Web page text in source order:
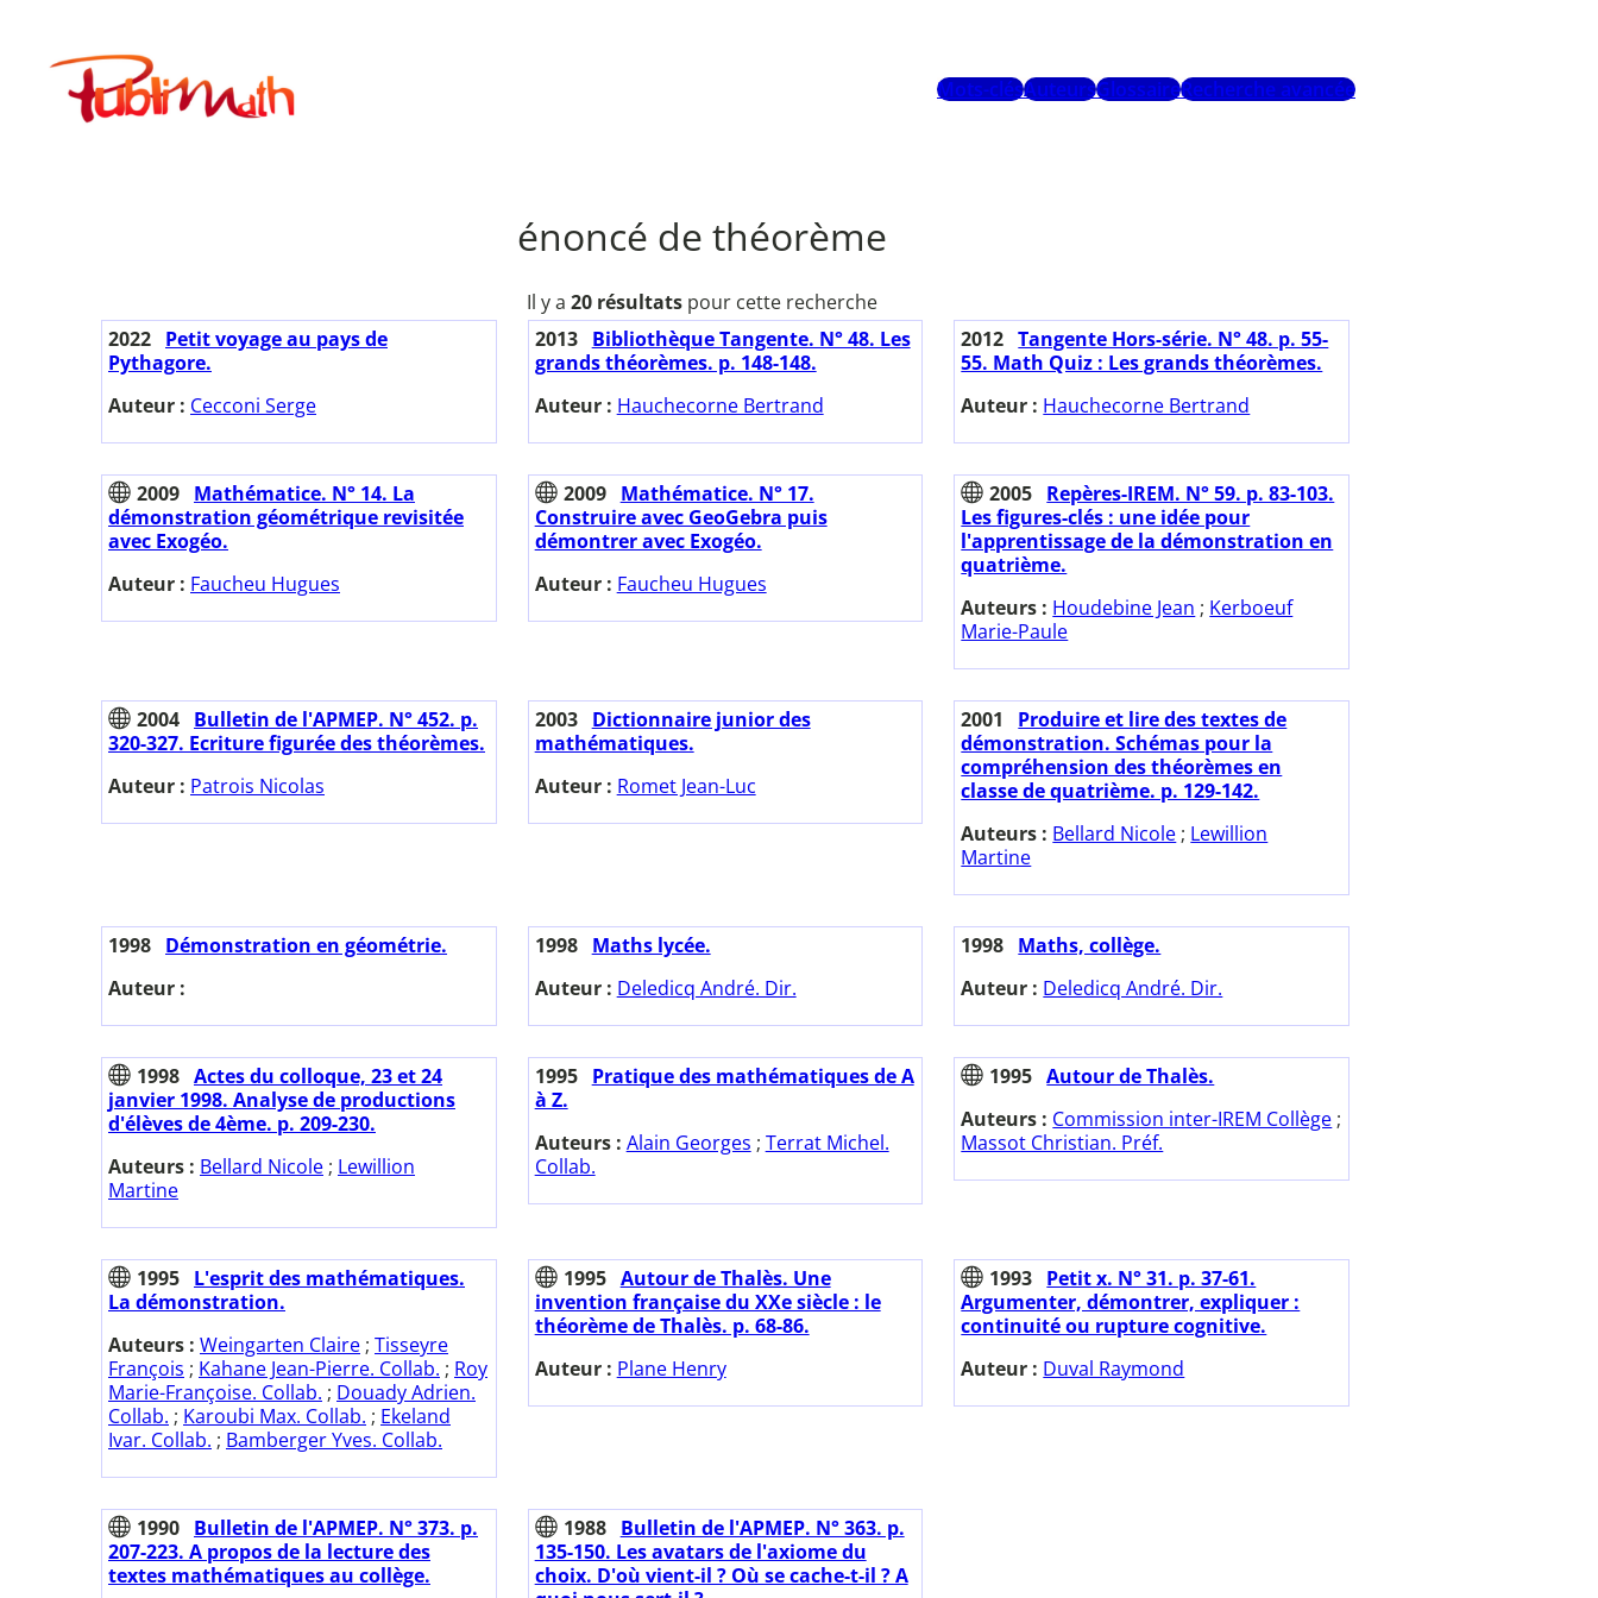
contenuPublimath
Mots-clésAuteursGlossaireRecherche avancée
énoncé de théorème
Il y a 20 résultatspour cette recherche
2022 Petit voyage au pays de
Pythagore.
Auteur : Cecconi Serge
2013
Bibliothèque Tangente. N° 48. Les
grands théorèmes. p. 148-148.
Auteur : Hauchecorne Bertrand
2012 Tangente Hors-série. N° 48. p. 55-
55. Math Quiz : Les grands théorèmes.
Auteur : Hauchecorne Bertrand
2009 Mathématice. N° 14. La
démonstration géométrique revisitée
avec Exogéo.
Auteur : Faucheu Hugues
2009
Mathématice. N° 17.
Construire avec GeoGebra puis
démontrer avec Exogéo.
Auteur : Faucheu Hugues
2005 Repères-IREM. N° 59. p. 83-103.
Les figures-clés : une idée pour
l'apprentissage de la démonstration en
quatrième.
Auteurs : Houdebine Jean ; Kerboeuf
Marie-Paule
2004 Bulletin de l'APMEP. N° 452. p.
320-327. Ecriture figurée des théorèmes.
Auteur : Patrois Nicolas
2003
Dictionnaire junior des
mathématiques.
Auteur : Romet Jean-Luc
2001
Produire et lire des textes de
démonstration. Schémas pour la
compréhension des théorèmes en
classe de quatrième. p. 129-142.
Auteurs : Bellard Nicole ; Lewillion
Martine
1998 Démonstration en géométrie.
Auteur :
1998
Maths lycée.
Auteur : Deledicq André. Dir.
1998 Maths, collège.
Auteur : Deledicq André. Dir.
1998 Actes du colloque, 23 et 24
janvier 1998. Analyse de productions
d'élèves de 4ème. p. 209-230.
Auteurs : Bellard Nicole ; Lewillion
Martine
1995
Pratique des mathématiques de A
à Z.
Auteurs : Alain Georges ; Terrat Michel.
Collab.
1995 Autour de Thalès.
Auteurs : Commission inter-IREM Collège ;
Massot Christian. Préf.
1995 L'esprit des mathématiques.
La démonstration.
Auteurs : Weingarten Claire ; Tisseyre
François ; Kahane Jean-Pierre. Collab. ; Roy
Marie-Françoise. Collab. ; Douady Adrien.
Collab. ; Karoubi Max. Collab. ; Ekeland
Ivar. Collab. ; Bamberger Yves. Collab.
1995 Autour de Thalès. Une
invention française du XXe siècle : le
théorème de Thalès. p. 68-86.
Auteur : Plane Henry
1993 Petit x. N° 31. p. 37-61.
Argumenter, démontrer, expliquer :
continuité ou rupture cognitive.
Auteur : Duval Raymond
1990 Bulletin de l'APMEP. N° 373. p.
207-223. A propos de la lecture des
textes mathématiques au collège.
1988
Bulletin de l'APMEP. N° 363. p.
135-150. Les avatars de l'axiome du
choix. D'où vient-il ? Où se cache-t-il ? A